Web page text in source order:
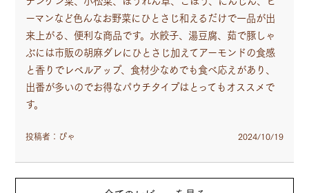
ーマンなど色んなお野菜にひとさじ和えるだけで一品が出
来上がる、便利な商品です。水餃子、湯豆腐、茹で豚しゃ
ぶには市販の胡麻ダレにひとさじ加えてアーモンドの食感
と香りでレベルアップ、食材少なめでも食べ応えがあり、
出番が多いのでお得なパウチタイプはとってもオススメで
す。
投稿者：ぴゃ 2024/10/19